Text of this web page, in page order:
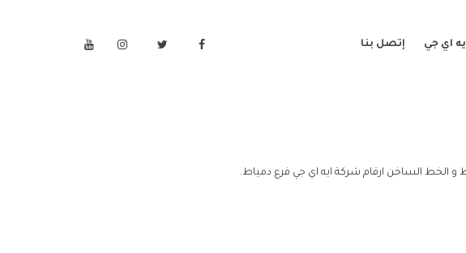
اي جي إتصل بنا
و الخط الساخن ارقام شركة ايه اي جي فرع دمياط.